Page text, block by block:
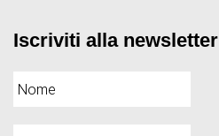
Iscriviti alla newsletter